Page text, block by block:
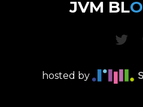
JVM BLO
hosted by